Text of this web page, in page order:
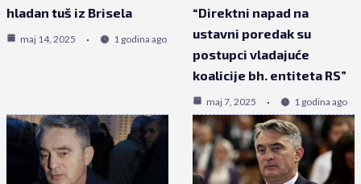
hladan tuš iz Brisela
maj 14, 2025 1 godina ago
“Direktni napad na
ustavni poredak su
postupci vladajuće
koalicije bh. entiteta RS”
maj 7, 2025 1 godina ago